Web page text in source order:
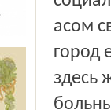
асом
город
здесь